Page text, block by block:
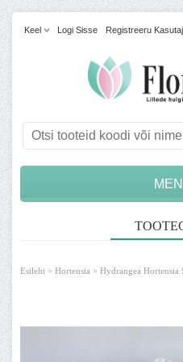
Keel Logi Sisse Registreeru
Esileht » Hortensia » Hydrangea Hortensia